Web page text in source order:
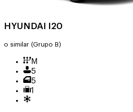
HYUNDAI I20
o similar (Grupo B)
M
5
5
1